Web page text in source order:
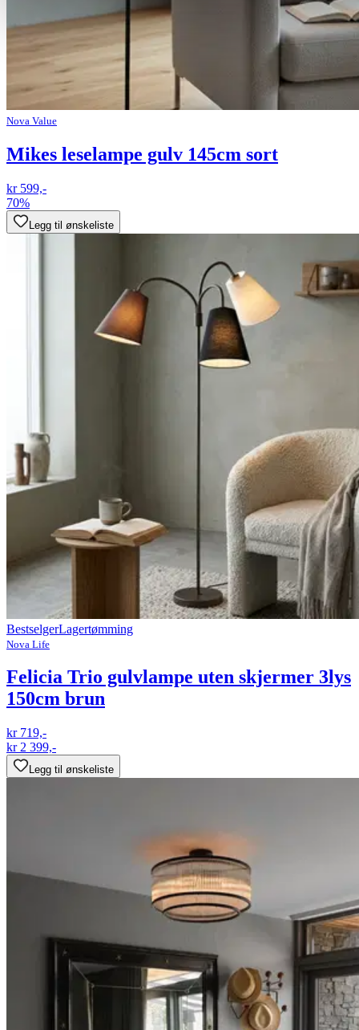
Nova Value
Mikes leselampe gulv 145cm sort
kr 599,-
70%
Legg til ønskeliste
BestselgerLagertømming
Nova Life
Felicia Trio gulvlampe uten skjermer 3lys
150cm brun
kr 719,-
kr 2 399,-
Legg til ønskeliste